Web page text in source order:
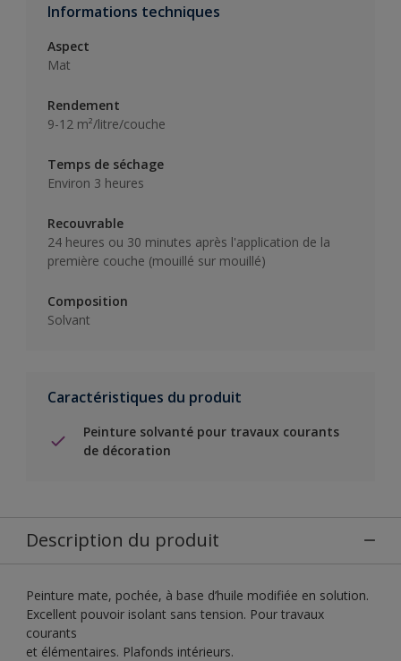
Informations techniques
Aspect
Mat
Rendement
9-12 m²/litre/couche
Temps de séchage
Environ 3 heures
Recouvrable
24 heures ou 30 minutes après l'application de la
première couche (mouillé sur mouillé)
Composition
Solvant
Caractéristiques du produit
Peinture solvanté pour travaux courants
de décoration
Description du produit
Peinture mate, pochée, à base d’huile modifiée en solution.
Excellent pouvoir isolant sans tension. Pour travaux
courants
et élémentaires. Plafonds intérieurs.